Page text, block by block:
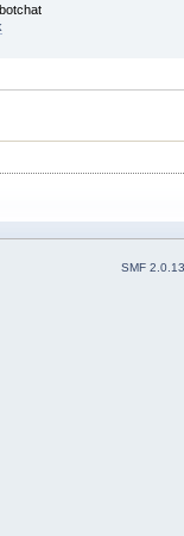
SMF 2.0.13